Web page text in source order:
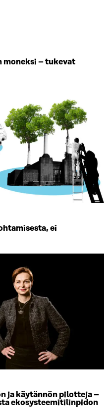
moneksi – tukevat
ei
ja käytännön pilotteja –
ekosysteemitilinpidon